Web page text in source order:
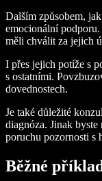
Dalším způsobem,
emocionální
měli chválit za jejich
I přes jejich potíže s
s ostatními.
dovednostech.
Je také důležité
diagnóza. Jinak
poruchu pozornosti s
Běžné